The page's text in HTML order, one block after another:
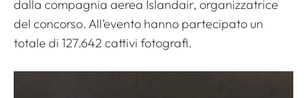
dalla compagnia aerea Islandair, organizzatrice
del concorso. All’evento hanno partecipato un
totale di 127.642 cattivi fotografi.